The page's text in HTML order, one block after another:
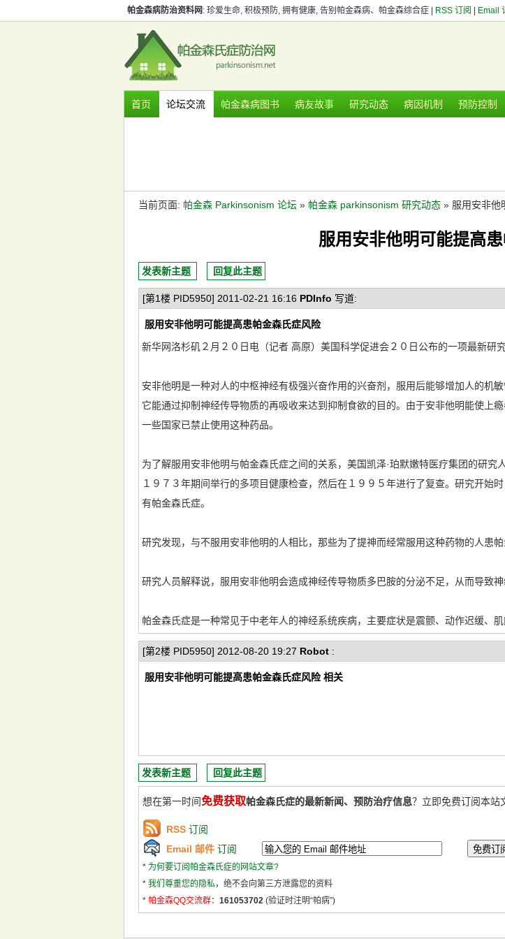
帕金森病防治资料网 : 珍爱生命, 积极预防, 拥有健康, 告别帕金森病、帕金森综合症 | RSS 订阅 Email
首页 论坛交流 帕金森病图书 病友故事 研究动态 病因机制 预防控制
当前页面: 帕金森 Parkinsonism 论坛 » 帕金森 parkinsonism 研究动态 » 服用安非他
服用安非他明可能提高
发表新主题 回复此主题
[第1楼 PID5950] 2011-02-21 16:16 PDInfo 写道:
服用安非他明可能提高患帕金森氏症风险
新华网洛杉矶２月２０日电（记者 高原）美国科学促进会２０日公布的一项最新研
安非他明是一种对人的中枢神经有极强兴奋作用的兴奋剂，服用后能够增加人的机
它能通过抑制神经传导物质的再吸收来达到抑制食欲的目的。由于安非他明能使上
一些国家已禁止使用这种药品。
为了解服用安非他明与帕金森氏症之间的关系，美国凯泽·珀默嫩特医疗集团的研
１９７３年期间举行的多项目健康检查，然后在１９９５年进行了复查。研究开始
有帕金森氏症。
研究发现，与不服用安非他明的人相比，那些为了提神而经常服用这种药物的人患帕
研究人员解释说，服用安非他明会造成神经传导物质多巴胺的分泌不足，从而导致
帕金森氏症是一种常见于中老年人的神经系统疾病，主要症状是震颤、动作迟缓、肌
[第2楼 PID5950] 2012-08-20 19:27 Robot :
服用安非他明可能提高患帕金森氏症风险 相关
发表新主题 回复此主题
想在第一时间免费获取帕金森氏症的最新新闻、预防治疗信息？立即免费订阅本站
RSS 订阅
Email 邮件 订阅
* 为何要订阅帕金森氏症的网站文章?
* 我们尊重您的隐私，绝不会向第三方泄露您的资料
* 帕金森QQ交流群： 161053702 (验证时注明“帕病”)